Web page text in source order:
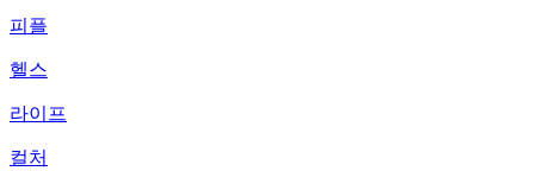
피플
헬스
라이프
컬처